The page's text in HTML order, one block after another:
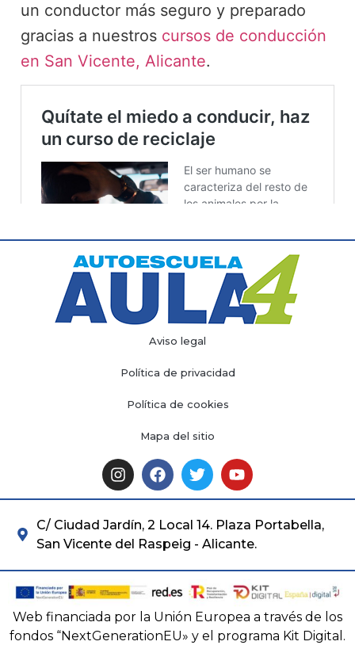
un conductor más seguro y preparado
gracias a nuestros cursos de conducción
en San Vicente, Alicante.
Aviso legal
Política de privacidad
Política de cookies
Mapa del sitio
C/ Ciudad Jardín, 2 Local 14. Plaza Portabella,
San Vicente del Raspeig - Alicante.
Web financiada por la Unión Europea a través de los
fondos “NextGenerationEU» y el programa Kit Digital.